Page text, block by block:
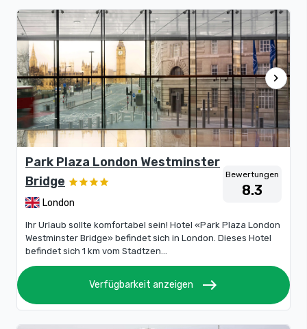
chevron_right
Park Plaza London Westminster
Bridge
London
Bewertungen
8.3
Ihr Urlaub sollte komfortabel sein! Hotel «Park Plaza London
Westminster Bridge» befindet sich in London. Dieses Hotel
befindet sich 1 km vom Stadtzen...
Verfügbarkeit anzeigen east